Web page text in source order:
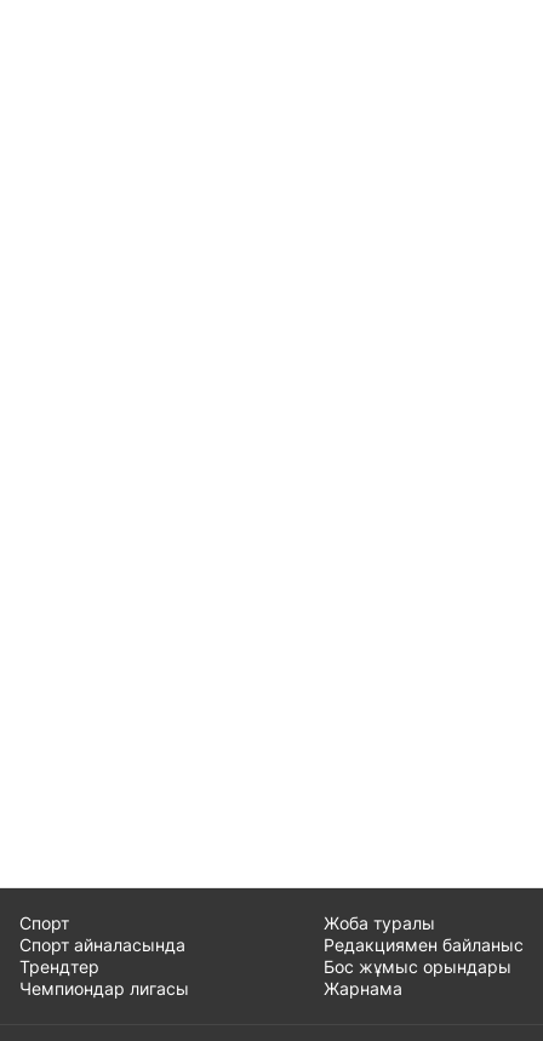
Спорт
Спорт айналасында
Трендтер
Чемпиондар лигасы
Жоба туралы
Редакциямен байланыс
Бос жұмыс орындары
Жарнама